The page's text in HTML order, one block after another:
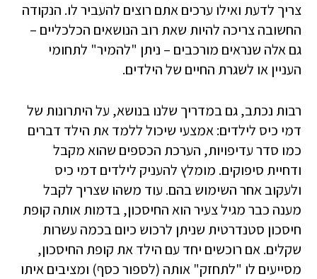
צריך לדעת ואילו ערכים אתם רוצים להעביר לו. הנקודה
החשובה צריכה להיות שאת רוב הנושאים הכלכליים –
גם אלה שנראים מורכבים – ניתן "להמיר" לתחומי
העניין או לשגרת החיים של הילדים.
רבות נכתב, גם במדריך שלנו בנושא, על היתרונות של
דמי כיס לילדים: אמצעי שיכול ללמד את הילד דברים
כמו סדר עדיפויות, הערכת הכספים שהוא מקבל
ודחיית סיפוקים. מומלץ להעניק לילדים דמי כיס
ולעקוב אחר השימוש בהם. עוד משהו שצריך לקבל
מענה כבר מגיל צעיר הוא החיסכון, בדמות אותה קופת
חיסכון סטנדרטית שניתן לרכוש כיום בכמה עשרות
שקלים. אם רוכשים יחד עם הילד את קופת החיסכון,
מסייעים לו "לתחזק" אותה (לספור כסף) ומציבים איתו